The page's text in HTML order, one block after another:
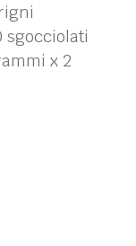
sgocciolati
x 2